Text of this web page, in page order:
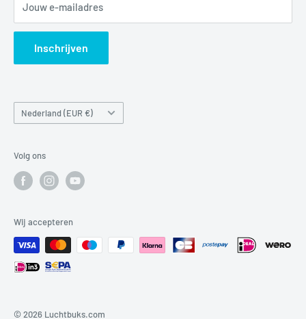
Verzendbeleid
Search
Jouw e-mailadres
Inschrijven
Land/regio
Nederland (EUR €)
Volg ons
Wij accepteren
© 2026 Luchtbuks.com